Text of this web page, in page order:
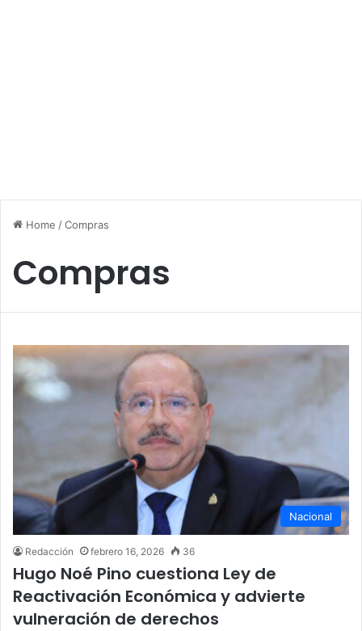
Home /Compras
Compras
Nacional
Redacción febrero 16, 2026 36
Hugo Noé Pino cuestiona Ley de
Reactivación Económica y advierte
vulneración de derechos